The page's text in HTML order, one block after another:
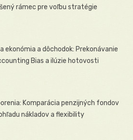
rámec pre voľbu stratégie
ekonómia a dôchodok: Prekonávanie
Bias a ilúzie hotovosti
Komparácia penzijných fondov
nákladov a flexibility